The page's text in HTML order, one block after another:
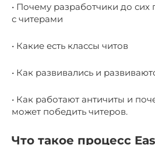
• Почему разработчики до сих
с читерами
• Какие есть классы читов
• Как развивались и
• Как работают античиты и
может победить читеров.
Что такое процесс